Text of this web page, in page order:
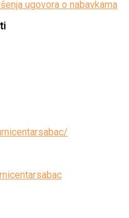
ugovora o nabavkama